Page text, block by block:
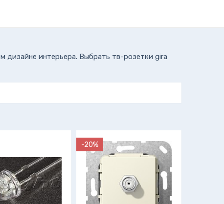
дизайне интерьера. Выбрать тв-розетки gira
-20%